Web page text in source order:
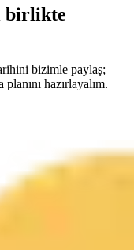
birlikte
bizimle paylaş;
hazırlayalım.